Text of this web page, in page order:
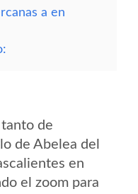
a en
de
de Abelea del
en
el zoom para